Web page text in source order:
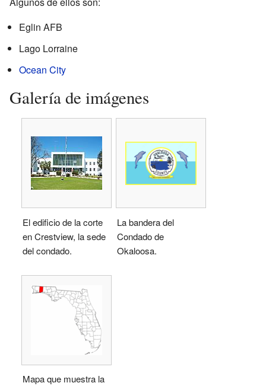
Eglin AFB
Lago Lorraine
Ocean City
Galería de imágenes
El edificio de la corte
en Crestview, la sede
del condado.
La bandera del
Condado de
Okaloosa.
Mapa que muestra la